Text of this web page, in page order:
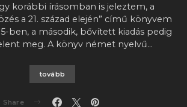
korábbi írásomban is jeleztem, a
a 21. század elején” című könyvem
ben, a második, bővített kiadás pedig
meg. A könyv német nyelvű…
tovább
Share